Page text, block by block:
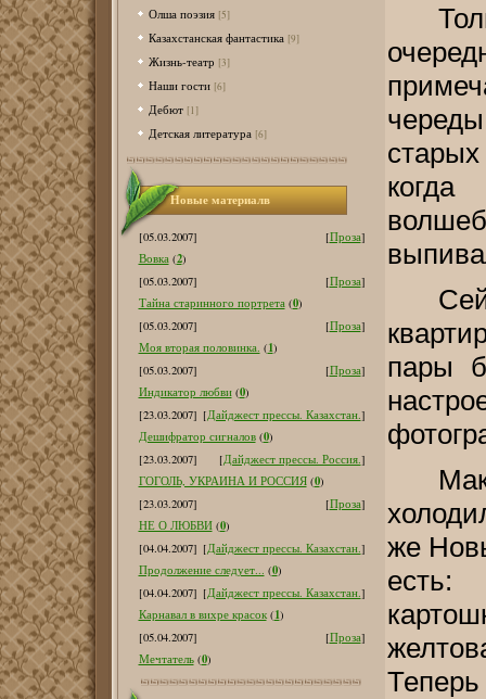
Олша поэзия [5]
Казахстанская фантастика [9]
Жизнь-театр [3]
Наши гости [6]
Дебют [1]
Детская литература [6]
Новые материалв
[05.03.2007] [Проза]
Вовка (2)
[05.03.2007]
[Проза]
Тайна старинного портрета (0)
[05.03.2007]
[Проза]
Моя вторая половинка. (1)
[05.03.2007]
[Проза]
Индикатор любви (0)
[23.03.2007] [Дайджест прессы. Казахстан.]
Дешифратор сигналов (0)
[23.03.2007]
[Дайджест прессы. Россия.]
ГОГОЛЬ, УКРАИНА И РОССИЯ (0)
[23.03.2007]
[Проза]
НЕ О ЛЮБВИ (0)
[04.04.2007] [Дайджест прессы. Казахстан.]
Продолжение следует... (0)
[04.04.2007] [Дайджест прессы. Казахстан.]
Карнавал в вихре красок (1)
[05.04.2007]
[Проза]
Мечтатель (0)
пары
же
есть: